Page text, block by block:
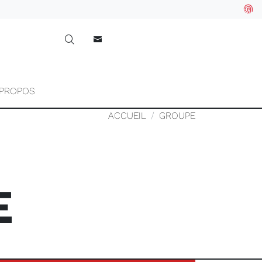
ACCUEIL GROUPE